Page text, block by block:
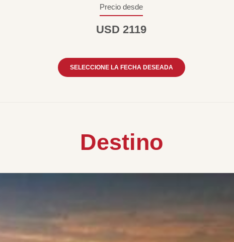
Precio desde
USD 2119
SELECCIONE LA FECHA DESEADA
Destino